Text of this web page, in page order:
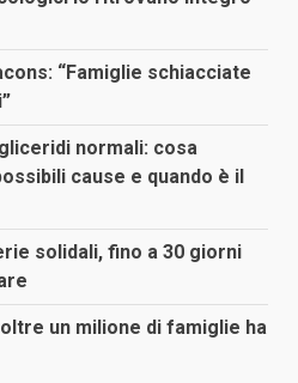
“Famiglie schiacciate
normali: cosa
cause e quando è il
solidali, fino a 30 giorni
un milione di famiglie ha